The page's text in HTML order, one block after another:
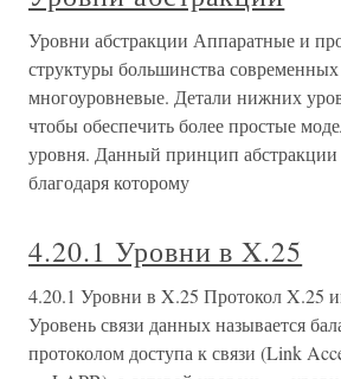
Уровни абстракции Аппаратные и
структуры большинства
многоуровневые. Детали нижних
чтобы обеспечить более простые
уровня. Данный принцип
благодаря которому
4.20.1 Уровни в X.25
4.20.1 Уровни в X.25 Протокол X.25
Уровень связи данных называется
протоколом доступа к связи (Link